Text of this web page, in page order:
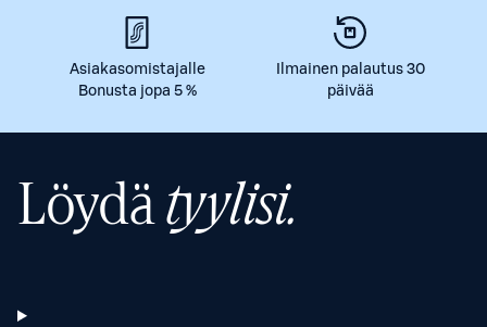
Asiakasomistajalle
Bonusta jopa 5 %
Ilmainen palautus 30
päivää
Löydätyylisi.